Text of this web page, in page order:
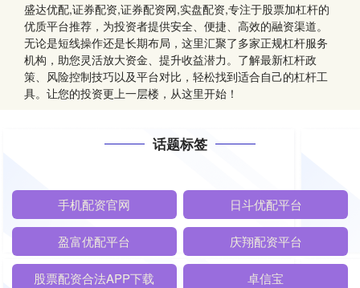
盛达优配,证券配资,证券配资网,实盘配资,专注于股票加杠杆的
优质平台推荐，为投资者提供安全、便捷、高效的融资渠道。
无论是短线操作还是长期布局，这里汇聚了多家正规杠杆服务
机构，助您灵活放大资金、提升收益潜力。了解最新杠杆政
策、风险控制技巧以及平台对比，轻松找到适合自己的杠杆工
具。让您的投资更上一层楼，从这里开始！
话题标签
手机配资官网 日斗优配平台
盈富优配平台 庆翔配资平台
股票配资合法APP下载 卓信宝